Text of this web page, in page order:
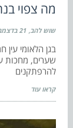
מה צפוי
שוש להב 21 בדצמבר 2025
בגן הלאומי עין
שערים, מחכות
להרפתקנים
קראו עוד